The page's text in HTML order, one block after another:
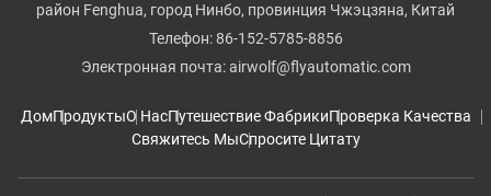
район Fenghua, город Нинбо, провинция Чжэцзяна, Китай
Телефон:86-152-5785-8856
Электронная почта:airwolf@flyautomatic.com
ДомПродуктыО НасПутешествие ФабрикиПроверка Качества
Свяжитесь МыСпросите Цитату